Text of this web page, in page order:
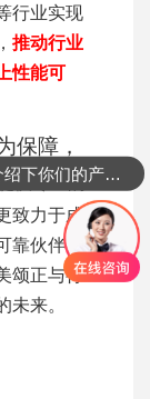
行业实现
推动行业
性能可
保障，
供专业的
致力于成
靠伙伴。
颂正与行
未来。
可以介绍下你们的产品么